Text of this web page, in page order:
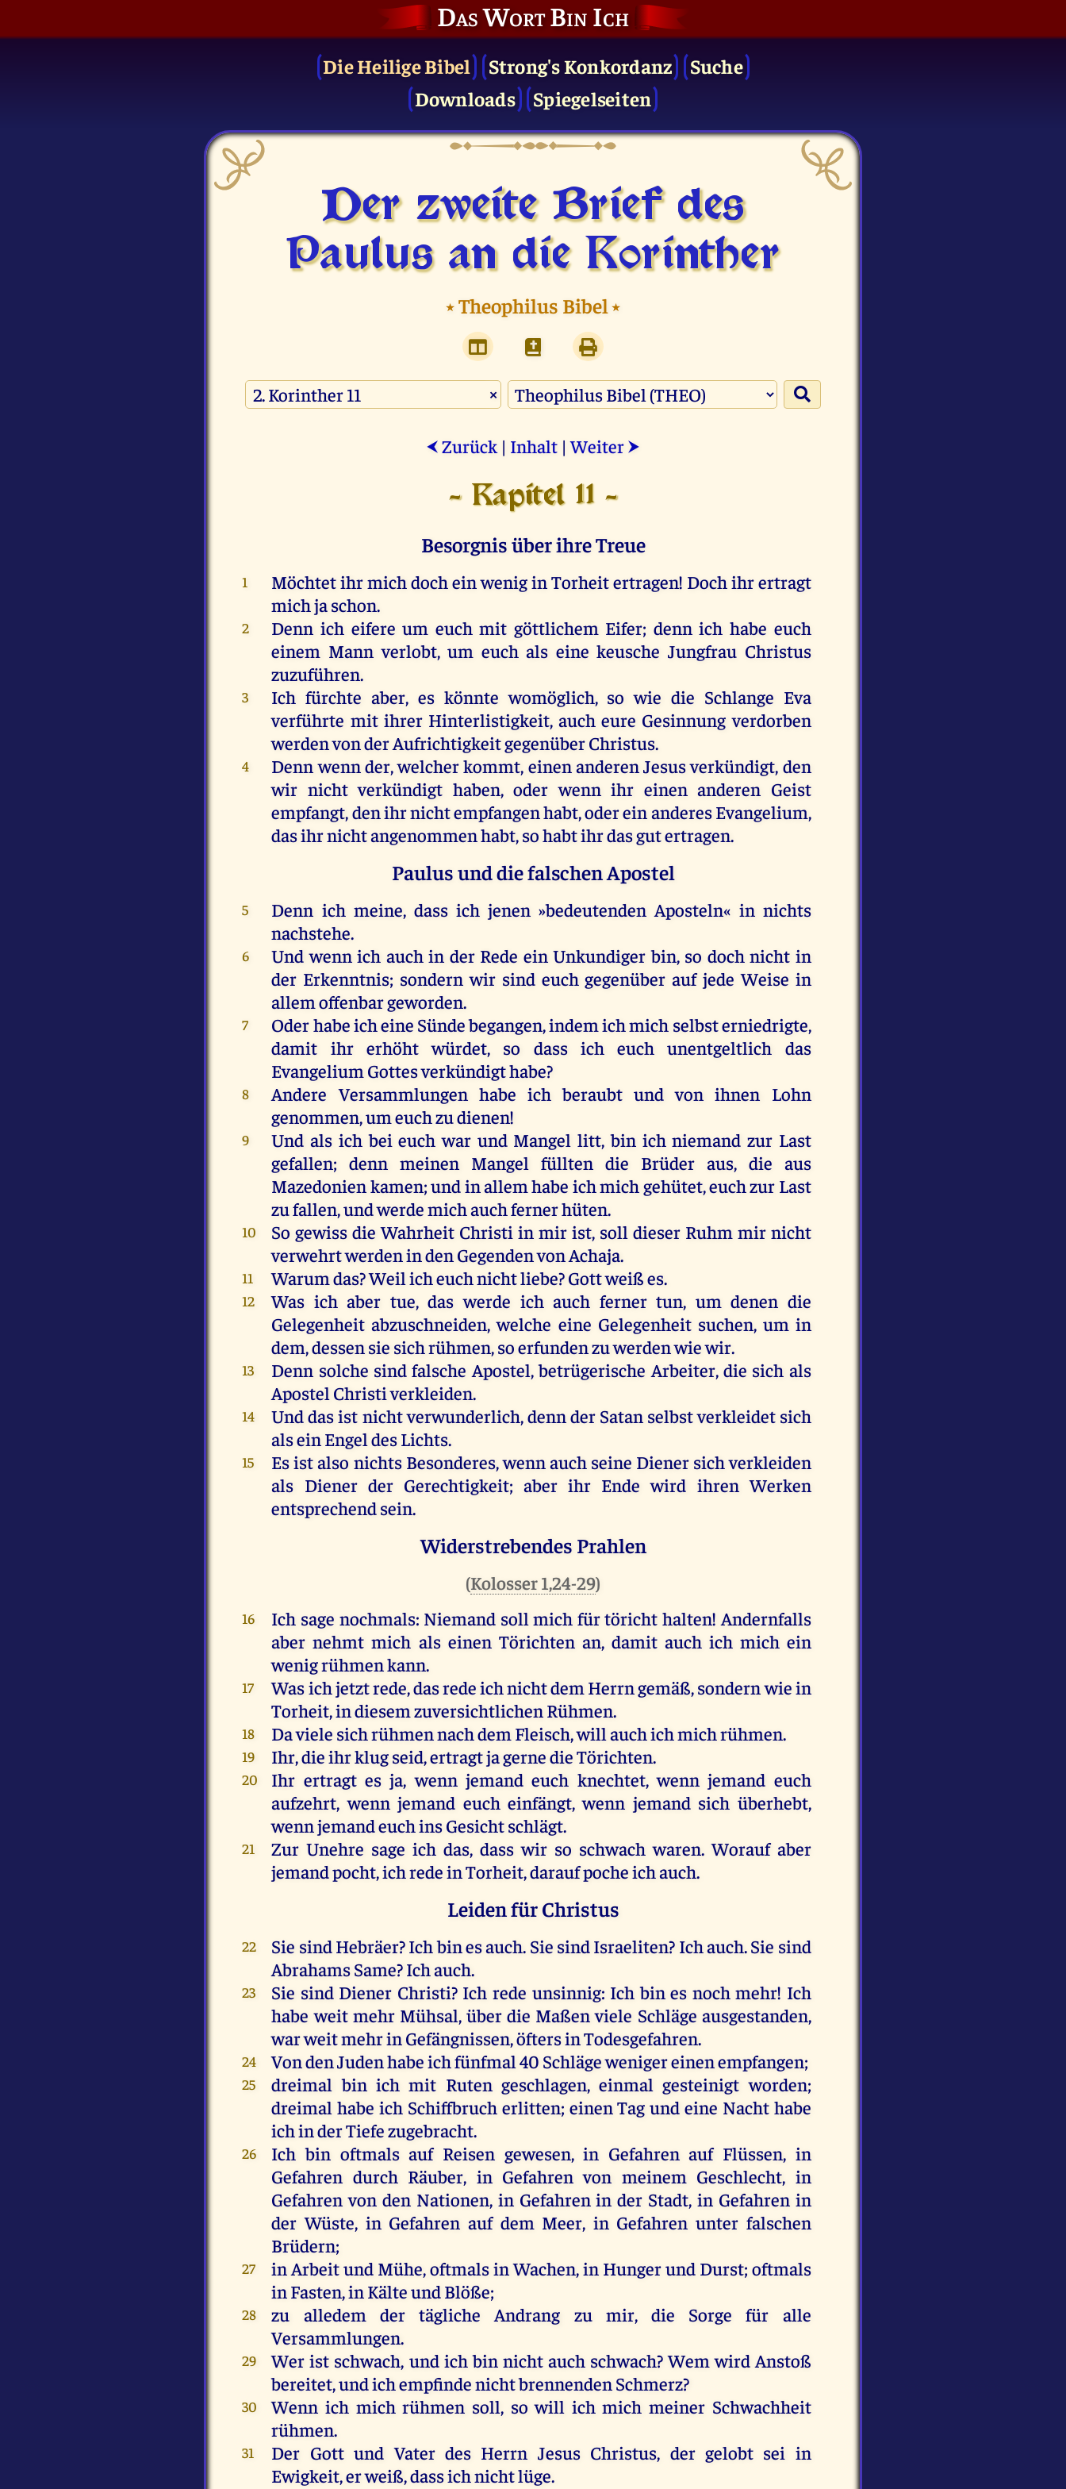
Das Wort Bin Ich
Die Heilige Bibel Strong's Konkordanz
Suche
Downloads
Spiegelseiten
Der zweite Brief des
Paulus an die Korinther
⭑Theophilus Bibel⭑
×
⮜ Zurück | Inhalt |Weiter ⮞
- Kapitel 11 -
Besorgnis über ihre Treue
1 Möchtetihrmich doch ein wenigin Torheitertragen! Doch ihrertragt
michja schon.
2 Denn ich eifere um euch mit göttlichem Eifer; denn ich habe euch
einem Mann verlobt,um euch als eine keuscheJungfrau Christus
zuzuführen.
3 Ich fürchte aber, es könnte womöglich, so wie die Schlange Eva
verführte mit ihrerHinterlistigkeit,auch eure Gesinnung verdorben
werdenvonderAufrichtigkeitgegenüberChristus.
4 Denn wenn der,welcherkommt, einen anderen Jesusverkündigt, den
wir nicht verkündigt haben,oder wenn ihr einen anderen Geist
empfangt,denihrnichtempfangenhabt,oderein anderesEvangelium,
dasihrnichtangenommenhabt,sohabtihrdasgutertragen.
Paulus und die falschen Apostel
5 Denn ich meine, dass ich jenen »bedeutenden Aposteln« in nichts
nachstehe.
6 Und wenn ich auch in der Rede ein Unkundigerbin, so doch nicht in
der Erkenntnis; sondern wir sind euch gegenüber aufjedeWeise in
allem offenbargeworden.
7 Oderhabeicheine Sündebegangen,indem ichmich selbsterniedrigte,
damit ihr erhöht würdet, so dass ich euch unentgeltlich das
Evangelium Gottesverkündigthabe?
8 Andere Versammlungen habe ich beraubt und von ihnen Lohn
genommen,um euchzu dienen!
9 Und als ich bei euch war und Mangel litt,bin ich niemand zur Last
gefallen;denn meinen Mangel füllten die Brüder aus, die aus
Mazedonien kamen;und inallem habe ichmich gehütet,euchzur Last
zu fallen,undwerdemichauchfernerhüten.
10 So gewissdie Wahrheit Christi in mir ist, soll dieser Ruhm mir nicht
verwehrtwerdeninden Gegendenvon Achaja.
11 Warum das?Weil icheuchnichtliebe?Gottweißes.
12 Was ich aber tue,das werde ich auch fernertun, um denen die
Gelegenheit abzuschneiden,welche eine Gelegenheit suchen, um in
dem,dessen sie sichrühmen,soerfundenzu werdenwiewir.
13 Denn solche sind falsche Apostel,betrügerische Arbeiter, die sich als
Apostel Christiverkleiden.
14 Und dasist nichtverwunderlich,denn der Satan selbstverkleidet sich
alsein Engel desLichts.
15 Esistalso nichtsBesonderes,wenn auch seine Diener sichverkleiden
als Diener der Gerechtigkeit; aber ihr Ende wird ihren Werken
entsprechend sein.
Widerstrebendes Prahlen
(Kolosser 1,24-29)
16 Ich sage nochmals: Niemand soll mich fürtöricht halten! Andernfalls
aber nehmt mich als einen Törichten an, damit auch ich mich ein
wenigrühmenkann.
17 Wasichjetztrede,dasredeichnichtdem Herrngemäß,sondernwiein
Torheit,indiesem zuversichtlichen Rühmen.
18 Daviele sichrühmennachdem Fleisch,will auchichmichrühmen.
19 Ihr,dieihrklugseid, ertragtjagernedieTörichten.
20 Ihr ertragtes ja,wenn jemand euch knechtet,wenn jemand euch
aufzehrt,wenn jemand euch einfängt,wenn jemand sich überhebt,
wennjemandeuchinsGesichtschlägt.
21 Zur Unehre sage ich das, dasswir so schwach waren.Worauf aber
jemandpocht,ichredeinTorheit,daraufpocheichauch.
Leiden für Christus
22 Sie sind Hebräer?Ichbinesauch. Sie sind Israeliten? Ichauch.Sie sind
AbrahamsSame?Ichauch.
23 Sie sind Diener Christi? Ich rede unsinnig: Ich bin es noch mehr! Ich
habe weit mehrMühsal, über die Maßen viele Schläge ausgestanden,
warweitmehrin Gefängnissen, öftersinTodesgefahren.
24 VondenJudenhabeichfünfmal 40 Schlägewenigereinenempfangen;
25 dreimal bin ich mit Ruten geschlagen,einmal gesteinigt worden;
dreimal habe ich Schiffbruch erlitten; einen Tag und eine Nacht habe
ichinderTiefezugebracht.
26 Ich bin oftmals auf Reisen gewesen,in Gefahren aufFlüssen, in
Gefahren durch Räuber, in Gefahren von meinem Geschlecht, in
Gefahren von den Nationen, in Gefahren in der Stadt, in Gefahren in
der Wüste, in Gefahren auf dem Meer, in Gefahren unter falschen
Brüdern;
27 in Arbeitund Mühe,oftmalsin Wachen,in Hungerund Durst; oftmals
in Fasten,in Kälteund Blöße;
28 zu alledem dertägliche Andrang zu mir, die Sorge für
alle
Versammlungen.
29 Wer ist schwach, und ich bin nicht auch schwach?Wem wird Anstoß
bereitet,undichempfindenichtbrennenden Schmerz?
30 Wenn ich mich rühmen soll, so will ich mich meiner Schwachheit
rühmen.
31 Der Gott und Vater des Herrn Jesus Christus, der gelobt sei in
Ewigkeit,erweiß, dassichnichtlüge.